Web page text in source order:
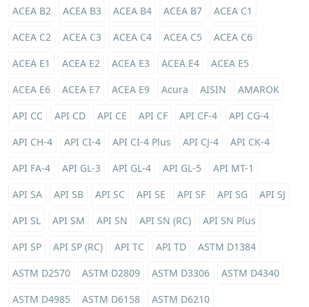
ACEA B2
ACEA B3 ACEA B4 ACEA B7
ACEA C1
ACEA C2
ACEA C3 ACEA C4 ACEA C5
ACEA C6
ACEA E1
ACEA E2 ACEA E3 ACEA E4
ACEA E5
ACEA E6
ACEA E7 ACEA E9 Acura AISIN
AMAROK
API CC
API CD API CE API CF API CF-4
API CG-4
API CH-4
API CI-4 API CI-4 Plus API CJ-4
API CK-4
API FA-4
API GL-3 API GL-4 API GL-5
API MT-1
API SA
API SB API SC API SE API SF API SG
API SJ
API SL
API SM API SN API SN (RC)
API SN Plus
API SP
API SP (RC) API TC API TD
ASTM D1384
ASTM D2570
ASTM D2809 ASTM D3306
ASTM D4340
ASTM D4985
ASTM D6158
ASTM D6210